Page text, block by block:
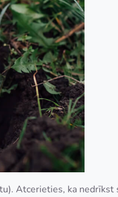
Atcerieties, ka nedrīkst